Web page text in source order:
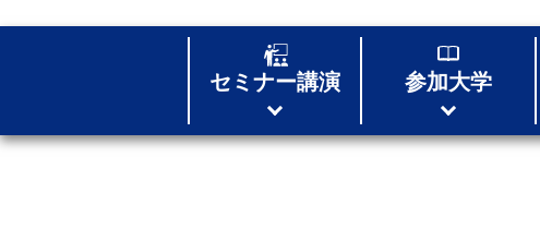
セミナー講演 参加大学